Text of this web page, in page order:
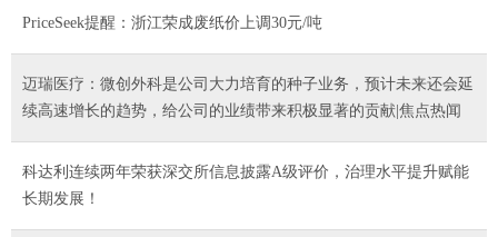
PriceSeek提醒：浙江荣成废纸价上调30元/吨
迈瑞医疗：微创外科是公司大力培育的种子业务，预计未来还会延
续高速增长的趋势，给公司的业绩带来积极显著的贡献|焦点热闻
科达利连续两年荣获深交所信息披露A级评价，治理水平提升赋能
长期发展！